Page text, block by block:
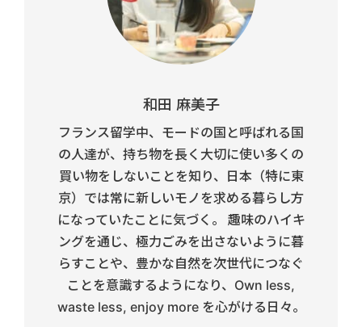
和田 麻美子
フランス留学中、モードの国と呼ばれる国
の人達が、持ち物を長く大切に使い多くの
買い物をしないことを知り、日本（特に東
京）では常に新しいモノを求める暮らし方
になっていたことに気づく。 趣味のハイキ
ングを通じ、極力ごみを出さないように暮
らすことや、豊かな自然を次世代につなぐ
ことを意識するようになり、Own less,
waste less, enjoy more を心がける日々。